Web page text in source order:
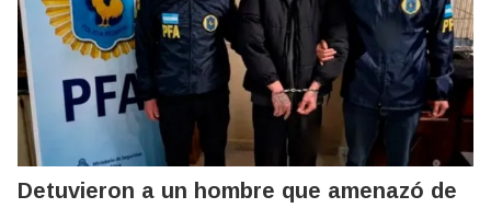
Detuvieron a un hombre que amenazó de